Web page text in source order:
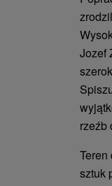
Jozef
rzeźb
sztuk